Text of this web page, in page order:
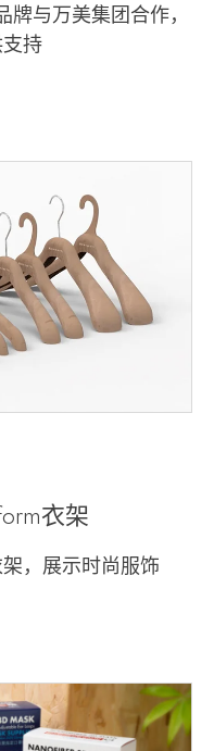
牌与万美集团合作，
持
衣架
，展示时尚服饰